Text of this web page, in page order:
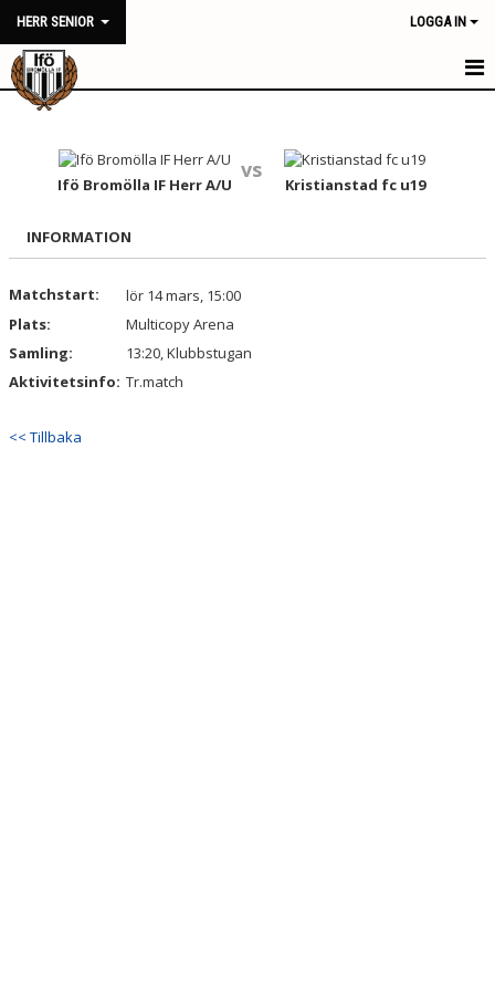
HERR SENIOR LOGGA IN
HERR SENIOR
NYHETER
MATCHER
TRUPPEN
BILDGALLERI
KONTAKT
Ifö Bromölla IF Herr A/U
vs
Kristianstad fc u19
INFORMATION
Matchstart:
lör 14 mars, 15:00
Plats:
Multicopy Arena
Samling:
13:20, Klubbstugan
Aktivitetsinfo: Tr.match
<< Tillbaka